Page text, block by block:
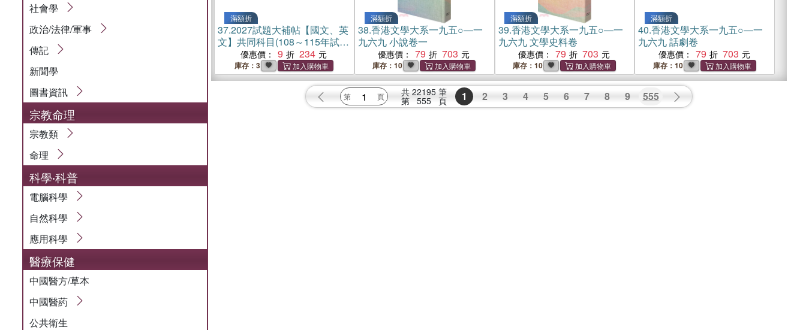
社會學
政治/法律/軍事
傳記
新聞學
圖書資訊
宗教命理
宗教類
命理
科學‧科普
電腦科學
自然科學
應用科學
醫療保健
中國醫方/草本
中國醫葯
公共衛生
滿額折
37.2027試題大補帖【國文、英
文】共同科目(108～115年試
優惠價： 9 234
庫存：3
滿額折
38.香港文學大系一九五○―一
九六九 小說卷一
優惠價： 79 703
庫存：10
滿額折
39.香港文學大系一九五○―一
九六九 文學史料卷
優惠價： 79 703
庫存：10
滿額折
40.香港文學大系一九五○―一
九六九 話劇卷
優惠價： 79 703
庫存：10
共 22195 筆
第 555 頁 1 2 3 4 5 6 7 8 9 555